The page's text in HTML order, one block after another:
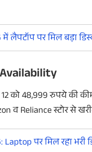
में लैपटॉप पर मिल बड़ा
12 को 48,999 रुपये की
व Reliance स्टोर से
Laptop पर मिल रहा